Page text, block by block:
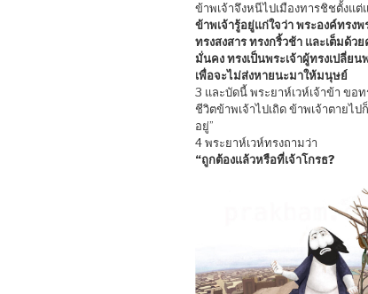
ข้าพเจ้าจึงหนีไปเมืองทารชิชตั้งแต่
ข้าพเจ้ารู้อยู่แก่ใจว่า พระองค์ทรงพ
ทรงสงสาร ทรงกริ้วช้า และเต็มด้ว
มั่นคง ทรงเป็นพระเจ้าผู้ทรงเปลี่ยน
เพื่อจะไม่ส่งหายนะมาให้มนุษย์
3 และบัดนี้ พระยาห์เวห์เจ้าข้า ขอท
ชีวิตข้าพเจ้าไปเถิด ข้าพเจ้าตายไป
อยู่”
4 พระยาห์เวห์ทรงถามว่า
“ถูกต้องแล้วหรือที่เจ้าโกรธ?